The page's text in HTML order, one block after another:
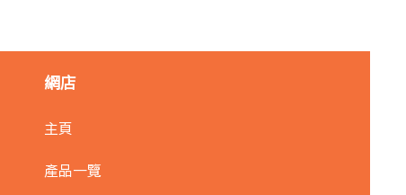
網店
主頁
產品一覽